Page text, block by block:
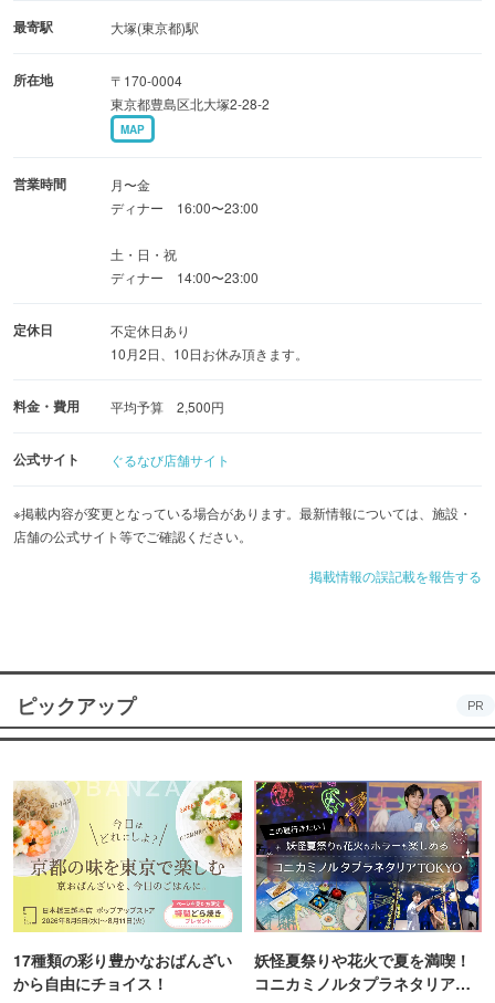
他にはない、酒飲みのための酒肴をお楽しみ下さい。
総席数35席の店内には、カウンター・テーブル席を完備。
江戸時代の情緒を折り混ぜたお洒落な店内で、のんびりと
した時間をお過ごしください。
最寄駅 大塚(東京都)駅
所在地
〒170-0004
東京都豊島区北大塚2-28-2
MAP
営業時間
月〜金
ディナー 16:00〜23:00
土・日・祝
ディナー 14:00〜23:00
定休日
不定休日あり
10月2日、10日お休み頂きます。
料金・費用 平均予算 2,500円
公式サイト ぐるなび店舗サイト
※掲載内容が変更となっている場合があります。最新情報については、施設・
店舗の公式サイト等でご確認ください。
掲載情報の誤記載を報告する
ピックアップ PR
17種類の彩り豊かなおばんざい
から自由にチョイス！
妖怪夏祭りや花火で夏を満喫！
コニカミノルタプラネタリア